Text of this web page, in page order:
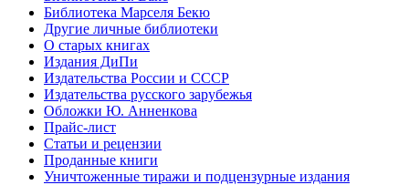
Библиотека Марселя Бекю
Другие личные библиотеки
О старых книгах
Издания ДиПи
Издательства России и СССР
Издательства русского зарубежья
Обложки Ю. Анненкова
Прайс-лист
Статьи и рецензии
Проданные книги
Уничтоженные тиражи и подцензурные издания